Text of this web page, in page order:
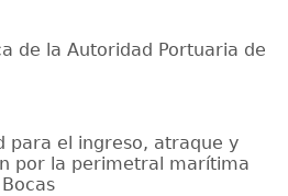
de la Autoridad Portuaria de
para el ingreso, atraque y
por la perimetral marítima